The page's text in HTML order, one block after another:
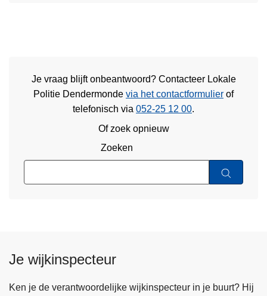
Je vraag blijft onbeantwoord? Contacteer Lokale
Politie Dendermonde via het contactformulier of
telefonisch via 052-25 12 00.
Of zoek opnieuw
Zoeken
Je wijkinspecteur
Ken je de verantwoordelijke wijkinspecteur in je buurt? Hij